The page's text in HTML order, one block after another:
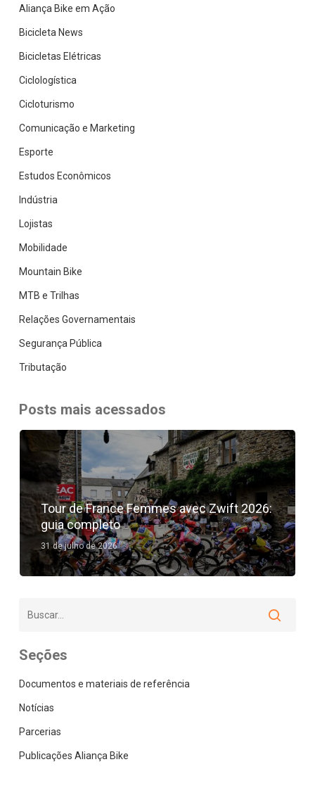
Aliança Bike em Ação
Bicicleta News
Bicicletas Elétricas
Ciclologística
Cicloturismo
Comunicação e Marketing
Esporte
Estudos Econômicos
Indústria
Lojistas
Mobilidade
Mountain Bike
MTB e Trilhas
Relações Governamentais
Segurança Pública
Tributação
Posts mais acessados
Tour de France Femmes avec Zwift 2026:
guia completo
31 de julho de 2026
Seções
Documentos e materiais de referência
Notícias
Parcerias
Publicações Aliança Bike